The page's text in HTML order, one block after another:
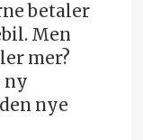
betaler
Men
mer?
ny
nye